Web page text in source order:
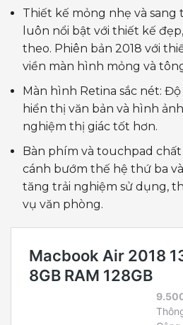
Thiết kế mỏng nhẹ và sang
luôn nổi bật với thiết kế
theo. Phiên bản 2018 với
viền màn hình mỏng và
Màn hình Retina sắc nét:
hiển thị văn bản và hình
nghiệm thị giác tốt hơn.
Bàn phím và touchpad
cánh bướm thế hệ thứ ba
tăng trải nghiệm sử dụng,
vụ văn phòng.